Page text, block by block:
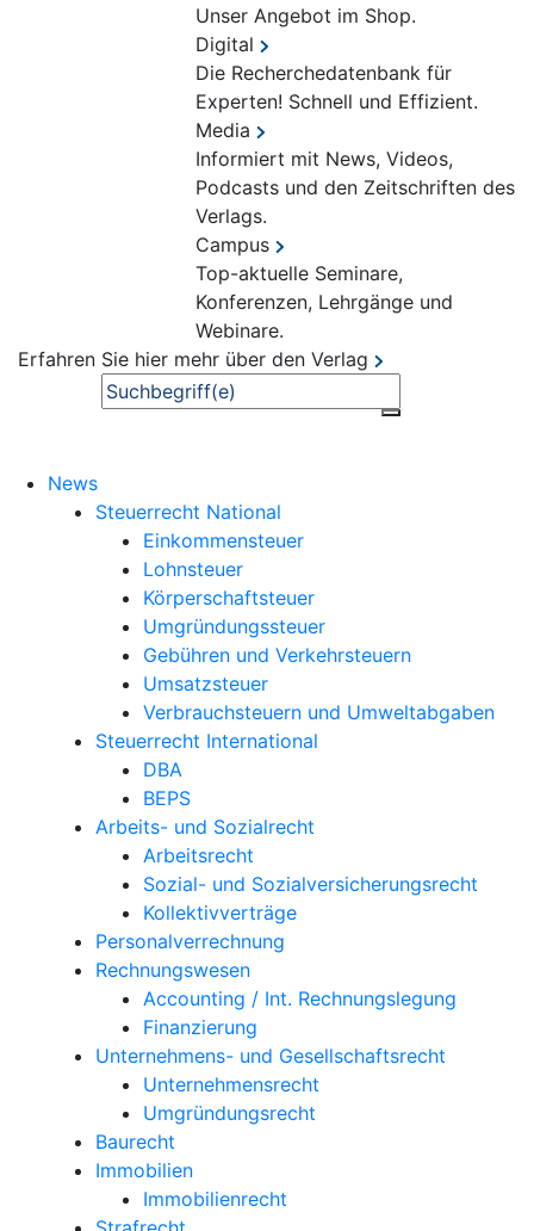
Unser Angebot im Shop.
Digital
Die Recherchedatenbank für
Experten! Schnell und Effizient.
Media
Informiert mit News, Videos,
Podcasts und den Zeitschriften des
Verlags.
Campus
Top-aktuelle Seminare,
Konferenzen, Lehrgänge und
Webinare.
Erfahren Sie hier mehr über den Verlag
Suche
News
Steuerrecht National
Einkommensteuer
Lohnsteuer
Körperschaftsteuer
Umgründungssteuer
Gebühren und Verkehrsteuern
Umsatzsteuer
Verbrauchsteuern und Umweltabgaben
Steuerrecht International
DBA
BEPS
Arbeits- und Sozialrecht
Arbeitsrecht
Sozial- und Sozialversicherungsrecht
Kollektivverträge
Personalverrechnung
Rechnungswesen
Accounting / Int. Rechnungslegung
Finanzierung
Unternehmens- und Gesellschaftsrecht
Unternehmensrecht
Umgründungsrecht
Baurecht
Immobilien
Immobilienrecht